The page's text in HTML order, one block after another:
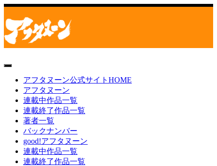
toggle
navigationアフタヌーン公式サイトHOME
アフタヌーン
連載中作品一覧
連載終了作品一覧
著者一覧
バックナンバー
good!アフタヌーン
連載中作品一覧
連載終了作品一覧